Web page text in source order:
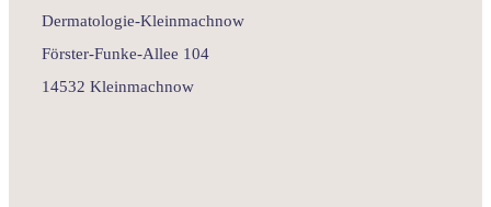
Dermatologie-Kleinmachnow
Förster-Funke-Allee 104
14532 Kleinmachnow